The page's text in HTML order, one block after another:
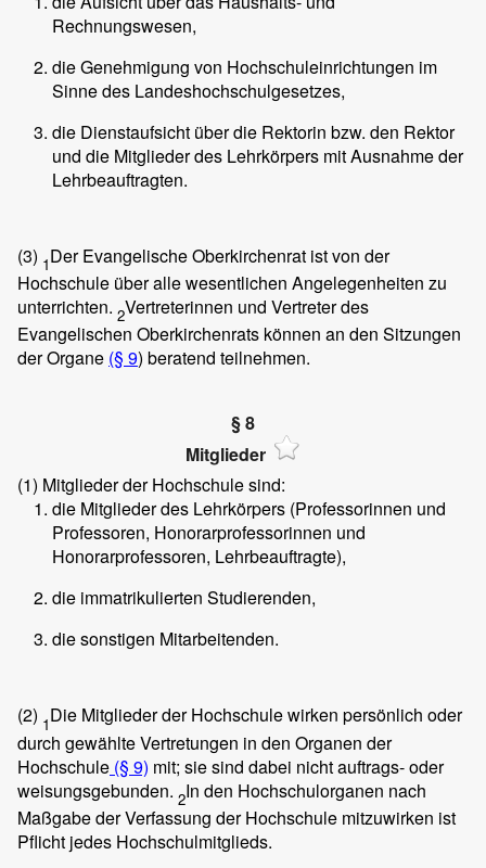
Rechnungswesen,
die Genehmigung von Hochschuleinrichtungen im
Sinne des Landeshochschulgesetzes,
die Dienstaufsicht über die Rektorin bzw. den Rektor
und die Mitglieder des Lehrkörpers mit Ausnahme der
Lehrbeauftragten.
(3) 1Der Evangelische Oberkirchenrat ist von der
Hochschule über alle wesentlichen Angelegenheiten zu
unterrichten. 2Vertreterinnen und Vertreter des
Evangelischen Oberkirchenrats können an den Sitzungen
der Organe (§ 9) beratend teilnehmen.
§ 8
Mitglieder
(1) Mitglieder der Hochschule sind:
die Mitglieder des Lehrkörpers (Professorinnen und
Professoren, Honorarprofessorinnen und
Honorarprofessoren, Lehrbeauftragte),
die immatrikulierten Studierenden,
die sonstigen Mitarbeitenden.
(2) 1Die Mitglieder der Hochschule wirken persönlich oder
durch gewählte Vertretungen in den Organen der
Hochschule (§ 9) mit; sie sind dabei nicht auftrags- oder
weisungsgebunden. 2In den Hochschulorganen nach
Maßgabe der Verfassung der Hochschule mitzuwirken ist
Pflicht jedes Hochschulmitglieds.